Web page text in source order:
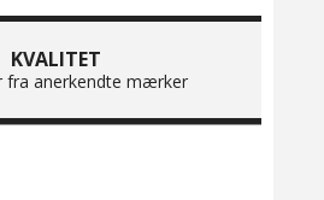
KVALITET
fra anerkendte mærker